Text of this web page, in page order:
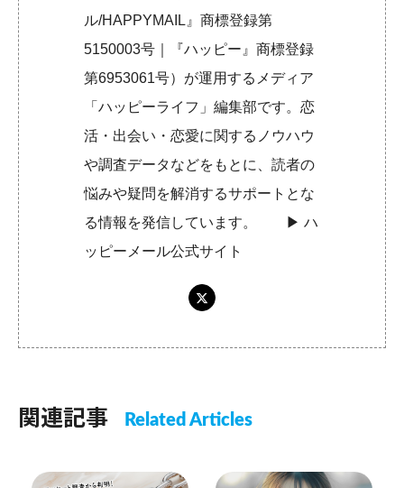
ル/HAPPYMAIL』商標登録第
5150003号｜『ハッピー』商標登録
第6953061号）が運用するメディア
「ハッピーライフ」編集部です。恋
活・出会い・恋愛に関するノウハウ
や調査データなどをもとに、読者の
悩みや疑問を解消するサポートとな
る情報を発信しています。 ▶︎ハ
ッピーメール公式サイト
関連記事 Related Articles